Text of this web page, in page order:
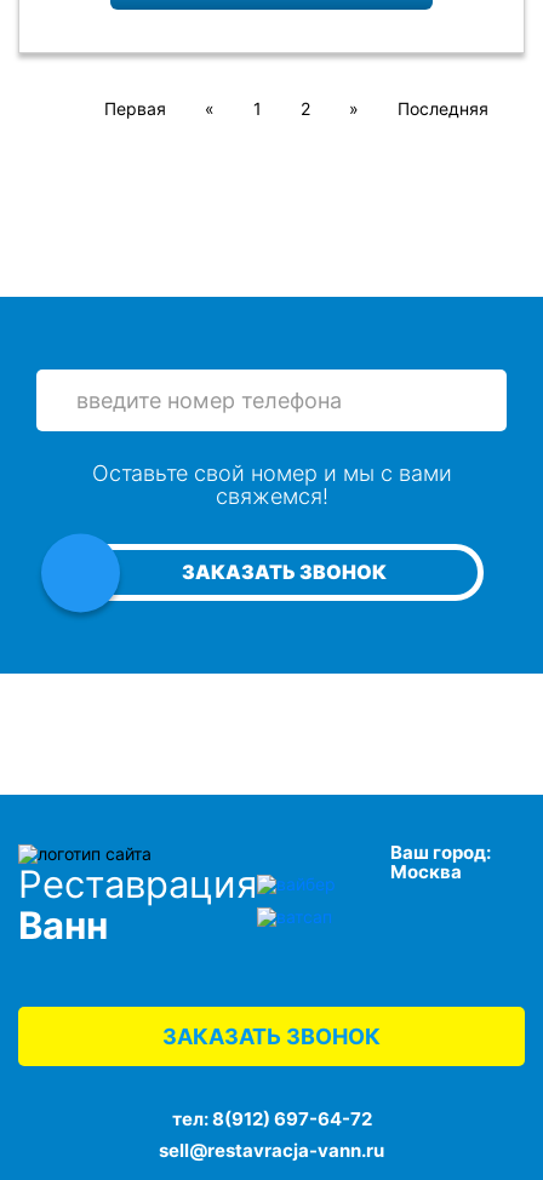
Первая « 1 2 » Последняя
ЗАКАЗАТЬ ЗВОНОК
Оставьте свой номер и мы с вами
свяжемся!
Реставрация
Ванн
Ваш город:
Москва
ЗАКАЗАТЬ ЗВОНОК
тел:8(912) 697-64-72
sell@restavracja-vann.ru